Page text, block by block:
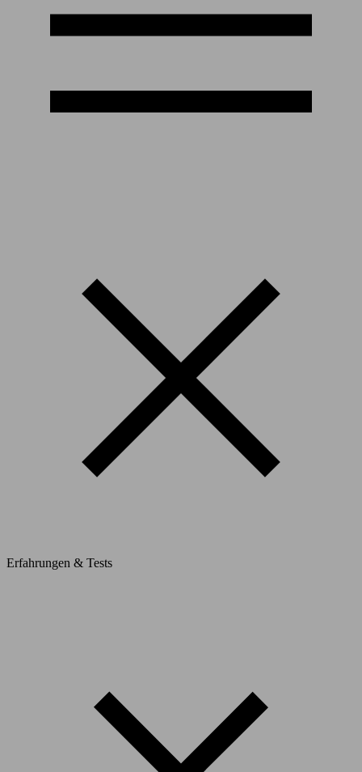
Erfahrungen & Tests